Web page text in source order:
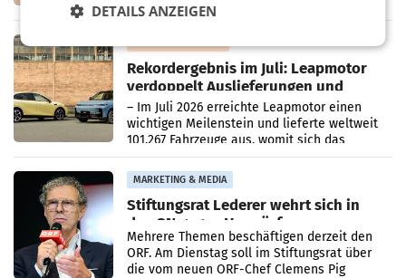
kartellrechtlich freigegeben: Die
Rekordergebnis im Juli: Leapmotor
verdoppelt Auslieferungen und
überschreitet die 100.000er-Marke
– Im Juli 2026 erreichte Leapmotor einen
wichtigen Meilenstein und lieferte weltweit
101.267 Fahrzeuge aus, womit sich das
Ergebnis gegenüber Juli 2025 mehr als
verdoppelte (+102
MARKETING & MEDIA
Stiftungsrat Lederer wehrt sich in
den SN gegen Vorwürfe
Mehrere Themen beschäftigen derzeit den
ORF. Am Dienstag soll im Stiftungsrat über
die vom neuen ORF-Chef Clemens Pig
DETAILS ANZEIGEN